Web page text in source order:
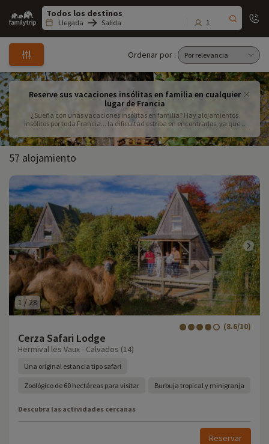
Family
trip
Llegada Salida 1
Ordenar por :
Reserve sus vacaciones insólitas en familia en cualquier
lugar de Francia
¿Sueña con unas vacaciones insólitas en familia? Hay alojamientos
insólitos por toda Francia... la dificultad estriba en encontrarlos, ya que a
por usted, ¡aprovéchelo! Vacaciones en una casa del árbol, en un zoo, en un
río, en una cabaña o en una yurta... ¡Descubra todos los alojamientos
insólitos que le proponemos para unas vacaciones insólitas en familia!
57 alojamiento
1 /28
Cerza Safari Lodge
(8.6/10)
Hermival les Vaux - Calvados (14)
Una original estancia tipo safari
Zoológico de 60 hectáreas para visitar Burbuja tropical y minigranja
Descubra las actividades cercanas
Reservar